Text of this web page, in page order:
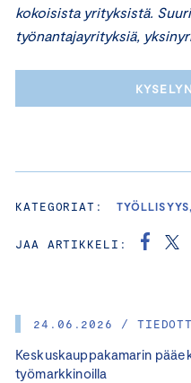
24.06.2026 /
Keskuskauppakamarin
työmarkkinoilla
kokoisista yrityksistä.
työnantajayrityksiä,
KATEGORIAT:
JAA ARTIKKELI: